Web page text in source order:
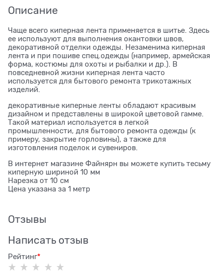
Описание
Чаще всего киперная лента применяется в шитье. Здесь
ее используют для выполнения окантовки швов,
декоративной отделки одежды. Незаменима киперная
лента и при пошиве спец.одежды (например, армейская
форма, костюмы для охоты и рыбалки и др.). В
повседневной жизни киперная лента часто
используется для бытового ремонта трикотажных
изделий.
декоративные киперные ленты обладают красивым
дизайном и представлены в широкой цветовой гамме.
Такой материал используется в легкой
промышленности, для бытового ремонта одежды (к
примеру, закрытие горловины), а также для
изготовления поделок и сувениров.
В интернет магазине Файнярн вы можете купить тесьму
киперную шириной 10 мм
Нарезка от 10 см
Цена указана за 1 метр
Отзывы
Написать отзыв
Рейтинг